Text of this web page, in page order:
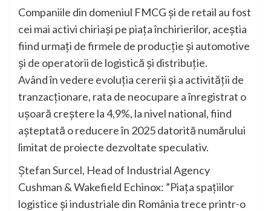
Companiile din domeniul FMCG și de retail au fost
cei mai activi chiriași pe piața închirierilor, aceștia
fiind urmați de firmele de producție și automotive
și de operatorii de logistică și distribuție.
Având în vedere evoluția cererii și a activității de
tranzacționare, rata de neocupare a înregistrat o
ușoară creștere la 4,9%, la nivel national, fiind
așteptată o reducere în 2025 datorită numărului
limitat de proiecte dezvoltate speculativ.
Ștefan Surcel, Head of Industrial Agency
Cushman & Wakefield Echinox: ”Piața spațiilor
logistice și industriale din România trece printr-o